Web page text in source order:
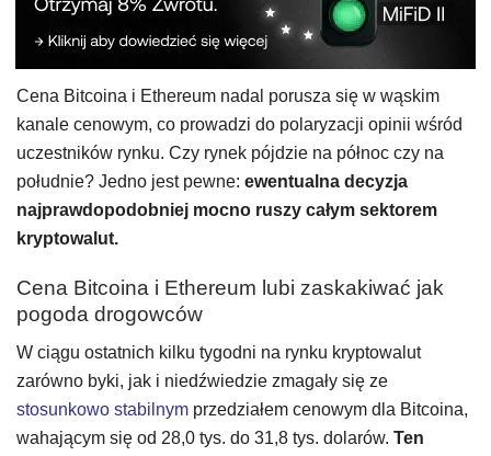
Cena Bitcoina i Ethereum nadal porusza się w wąskim
kanale cenowym, co prowadzi do polaryzacji opinii wśród
uczestników rynku. Czy rynek pójdzie na północ czy na
południe? Jedno jest pewne: ewentualna decyzja
najprawdopodobniej mocno ruszy całym sektorem
kryptowalut.
Cena Bitcoina i Ethereum lubi zaskakiwać jak
pogoda drogowców
W ciągu ostatnich kilku tygodni na rynku kryptowalut
zarówno byki, jak i niedźwiedzie zmagały się ze
stosunkowo stabilnym przedziałem cenowym dla Bitcoina,
wahającym się od 28,0 tys. do 31,8 tys. dolarów. Ten